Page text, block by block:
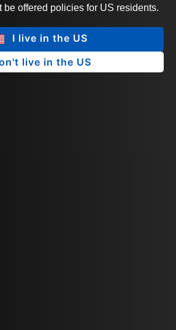
be offered policies for US residents.
I live in the US
live in the US